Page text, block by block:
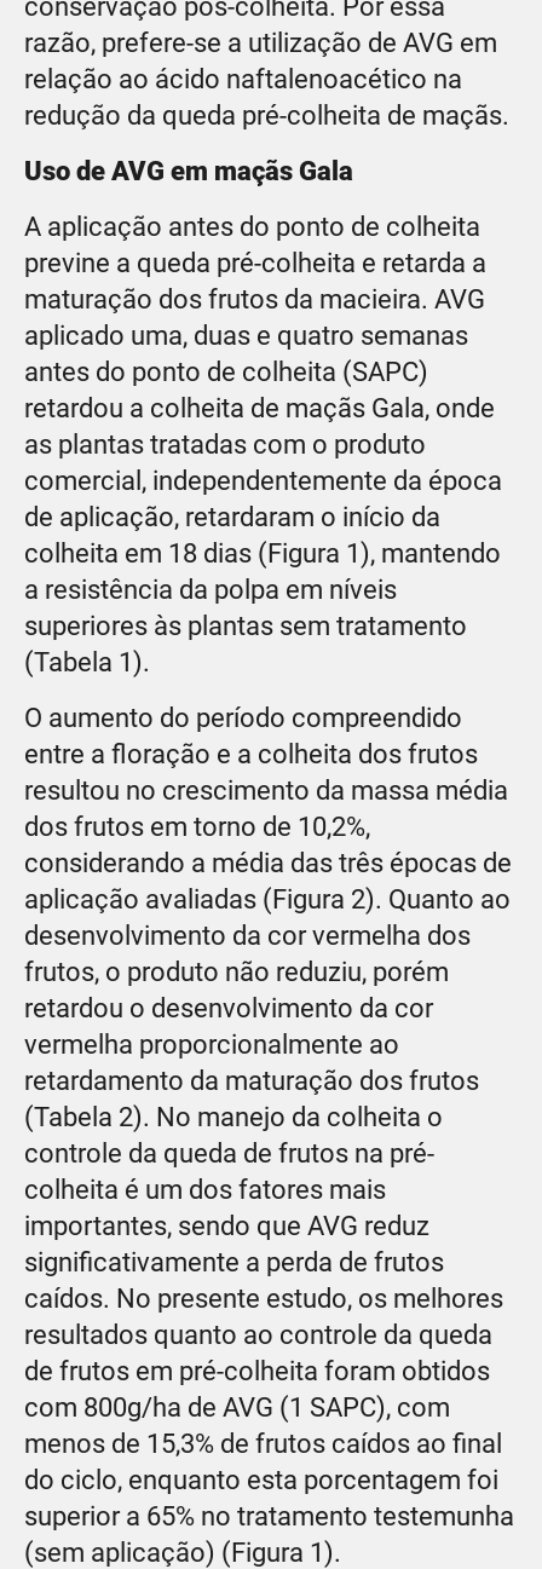
conservação pós-colheita. Por essa
razão, prefere-se a utilização de AVG em
relação ao ácido naftalenoacético na
redução da queda pré-colheita de maçãs.
Uso de AVG em maçãs Gala
A aplicação antes do ponto de colheita
previne a queda pré-colheita e retarda a
maturação dos frutos da macieira. AVG
aplicado uma, duas e quatro semanas
antes do ponto de colheita (SAPC)
retardou a colheita de maçãs Gala, onde
as plantas tratadas com o produto
comercial, independentemente da época
de aplicação, retardaram o início da
colheita em 18 dias (Figura 1), mantendo
a resistência da polpa em níveis
superiores às plantas sem tratamento
(Tabela 1).
O aumento do período compreendido
entre a floração e a colheita dos frutos
resultou no crescimento da massa média
dos frutos em torno de 10,2%,
considerando a média das três épocas de
aplicação avaliadas (Figura 2). Quanto ao
desenvolvimento da cor vermelha dos
frutos, o produto não reduziu, porém
retardou o desenvolvimento da cor
vermelha proporcionalmente ao
retardamento da maturação dos frutos
(Tabela 2). No manejo da colheita o
controle da queda de frutos na pré-
colheita é um dos fatores mais
importantes, sendo que AVG reduz
significativamente a perda de frutos
caídos. No presente estudo, os melhores
resultados quanto ao controle da queda
de frutos em pré-colheita foram obtidos
com 800g/ha de AVG (1 SAPC), com
menos de 15,3% de frutos caídos ao final
do ciclo, enquanto esta porcentagem foi
superior a 65% no tratamento testemunha
(sem aplicação) (Figura 1).